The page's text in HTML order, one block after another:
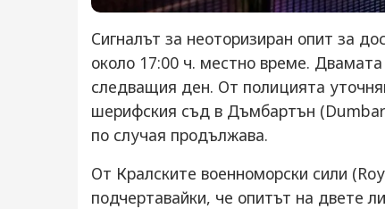
Сигналът за неоторизиран опит за
около 17:00 ч. местно време.
следващия ден. От полицията
шерифския съд в Дъмбартън
по случая продължава.
От Кралските военноморски сили
подчертавайки, че опитът на двете